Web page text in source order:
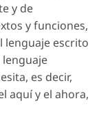
y de
y funciones,
lenguaje escrito
es decir,
aquí y el ahora,